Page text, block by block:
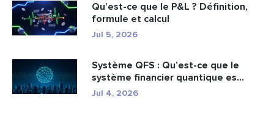
Qu’est-ce que le P&L ? Définition,
formule et calcul
Jul 5, 2026
Système QFS : Qu’est-ce que le
système financier quantique es...
Jul 4, 2026